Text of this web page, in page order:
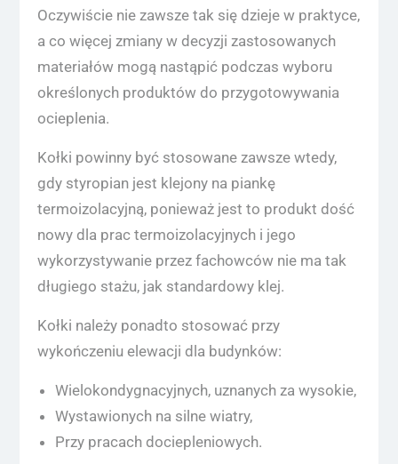
Oczywiście nie zawsze tak się dzieje w praktyce,
a co więcej zmiany w decyzji zastosowanych
materiałów mogą nastąpić podczas wyboru
określonych produktów do przygotowywania
ocieplenia.
Kołki powinny być stosowane zawsze wtedy,
gdy styropian jest klejony na piankę
termoizolacyjną, ponieważ jest to produkt dość
nowy dla prac termoizolacyjnych i jego
wykorzystywanie przez fachowców nie ma tak
długiego stażu, jak standardowy klej.
Kołki należy ponadto stosować przy
wykończeniu elewacji dla budynków:
Wielokondygnacyjnych, uznanych za wysokie,
Wystawionych na silne wiatry,
Przy pracach dociepleniowych.